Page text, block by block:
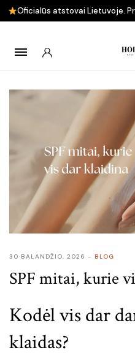
Oficialūs atstovai Lietuvoje.
30 BALANDŽIO, 2026 BLOG
SPF mitai, kurie
Kodėl vis dar
klaidas?